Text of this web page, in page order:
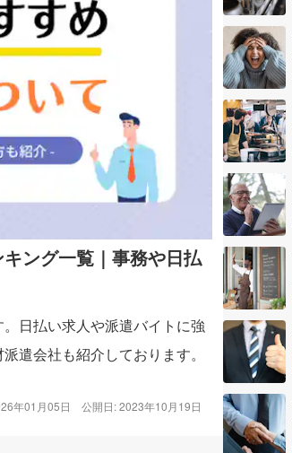
ング一覧｜事務や日払
日払い求人や派遣バイトに強
遣会社も紹介しております。
年01月05日 公開日: 2023年10月19日